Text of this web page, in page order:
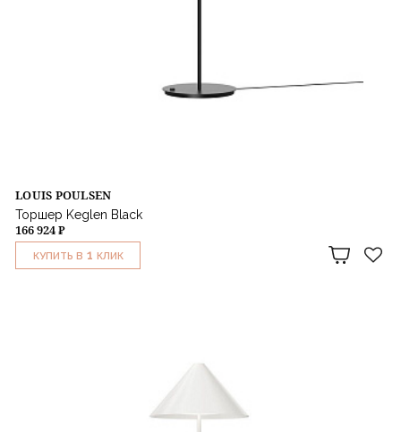
LOUIS POULSEN
Торшер Keglen Black
166 924 ₽
КУПИТЬ В 1 КЛИК